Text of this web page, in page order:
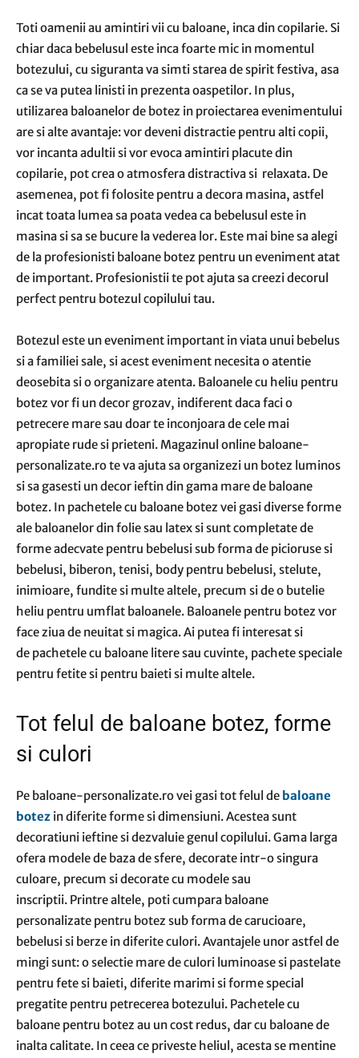
Toti oamenii au amintiri vii cu baloane, inca din copilarie. Si
chiar daca bebelusul este inca foarte mic in momentul
botezului, cu siguranta va simti starea de spirit festiva, asa
ca se va putea linisti in prezenta oaspetilor. In plus,
utilizarea baloanelor de botez in proiectarea evenimentului
are si alte avantaje: vor deveni distractie pentru alti copii,
vor incanta adultii si vor evoca amintiri placute din
copilarie, pot crea o atmosfera distractiva si relaxata. De
asemenea, pot fi folosite pentru a decora masina, astfel
incat toata lumea sa poata vedea ca bebelusul este in
masina si sa se bucure la vederea lor. Este mai bine sa alegi
de la profesionisti baloane botez pentru un eveniment atat
de important. Profesionistii te pot ajuta sa creezi decorul
perfect pentru botezul copilului tau.
Botezul este un eveniment important in viata unui bebelus
si a familiei sale, si acest eveniment necesita o atentie
deosebita si o organizare atenta. Baloanele cu heliu pentru
botez vor fi un decor grozav, indiferent daca faci o
petrecere mare sau doar te inconjoara de cele mai
apropiate rude si prieteni. Magazinul online baloane-
personalizate.ro te va ajuta sa organizezi un botez luminos
si sa gasesti un decor ieftin din gama mare de baloane
botez. In pachetele cu baloane botez vei gasi diverse forme
ale baloanelor din folie sau latex si sunt completate de
forme adecvate pentru bebelusi sub forma de picioruse si
bebelusi, biberon, tenisi, body pentru bebelusi, stelute,
inimioare, fundite si multe altele, precum si de o butelie
heliu pentru umflat baloanele. Baloanele pentru botez vor
face ziua de neuitat si magica. Ai putea fi interesat si
de pachetele cu baloane litere sau cuvinte, pachete speciale
pentru fetite si pentru baieti si multe altele.
Tot felul de baloane botez, forme
si culori
Pe baloane-personalizate.ro vei gasi tot felul de baloane
botez in diferite forme si dimensiuni. Acestea sunt
decoratiuni ieftine si dezvaluie genul copilului. Gama larga
ofera modele de baza de sfere, decorate intr-o singura
culoare, precum si decorate cu modele sau
inscriptii. Printre altele, poti cumpara baloane
personalizate pentru botez sub forma de carucioare,
bebelusi si berze in diferite culori. Avantajele unor astfel de
mingi sunt: o selectie mare de culori luminoase si pastelate
pentru fete si baieti, diferite marimi si forme special
pregatite pentru petrecerea botezului. Pachetele cu
baloane pentru botez au un cost redus, dar cu baloane de
inalta calitate. In ceea ce priveste heliul, acesta se mentine